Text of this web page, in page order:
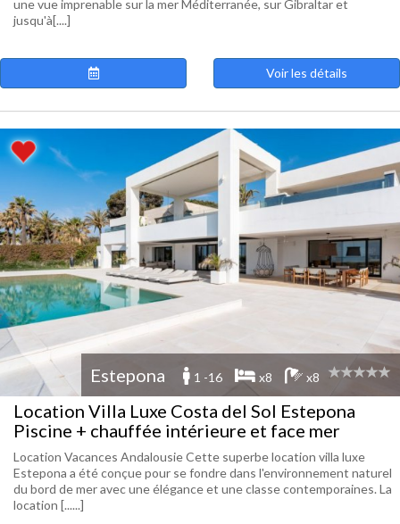
une vue imprenable sur la mer Méditerranée, sur Gibraltar et
jusqu'à[....]
Voir les détails
Estepona 1 -16 x8 x8
Location Villa Luxe Costa del Sol Estepona
Piscine + chauffée intérieure et face mer
Location Vacances Andalousie Cette superbe location villa luxe
Estepona a été conçue pour se fondre dans l'environnement naturel
du bord de mer avec une élégance et une classe contemporaines. La
location [......]